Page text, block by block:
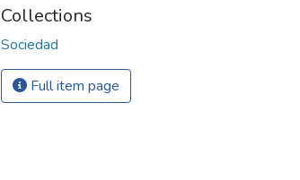
Collections
Sociedad
Full item page